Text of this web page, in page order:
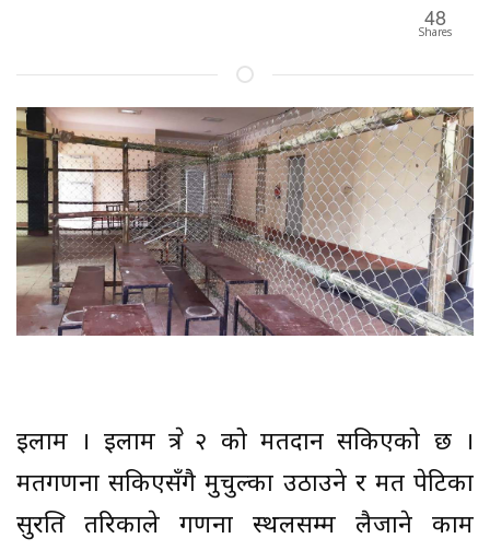
48
Shares
इलाम । इलाम क्षेत्र २ को मतदान सकिएको छ ।
मतगणना सकिएसँगै मुचुल्का उठाउने र मत पेटिका
सुरक्षित तरिकाले गणना स्थलसम्म लैजाने काम